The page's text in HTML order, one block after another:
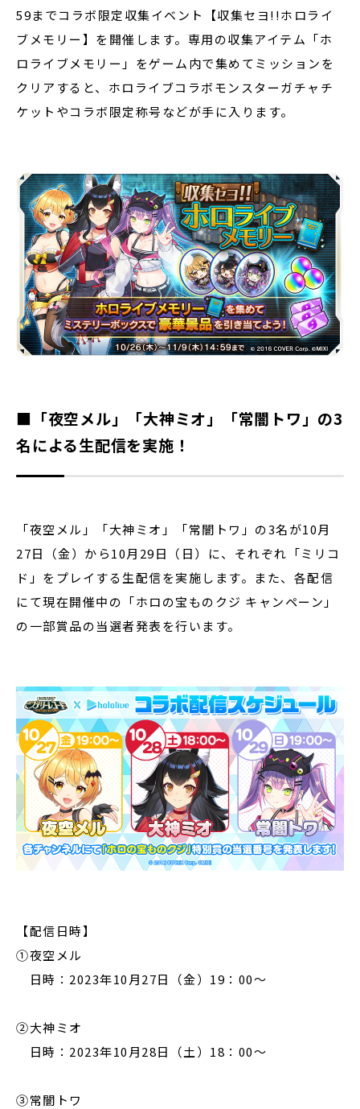
59までコラボ限定収集イベント【収集セヨ!!ホロライ
ブメモリー】を開催します。専用の収集アイテム「ホ
ロライブメモリー」をゲーム内で集めてミッションを
クリアすると、ホロライブコラボモンスターガチャチ
ケットやコラボ限定称号などが手に入ります。
■「夜空メル」「大神ミオ」「常闇トワ」の3
名による生配信を実施！
「夜空メル」「大神ミオ」「常闇トワ」の3名が10月
27日（金）から10月29日（日）に、それぞれ「ミリコ
ド」をプレイする生配信を実施します。また、各配信
にて現在開催中の「ホロの宝ものクジ キャンペーン」
の一部賞品の当選者発表を行います。
【配信日時】
①夜空メル
日時：2023年10月27日（金）19：00～
②大神ミオ
日時：2023年10月28日（土）18：00～
③常闇トワ